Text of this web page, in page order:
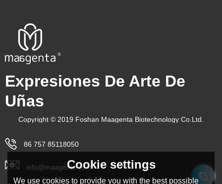
Expresiones De Arte De
Uñas
Copyright © 2019 Foshan Maagenta Biotechnology Co.Ltd.
86 757 85118050
info@maagenta.comCookie settings
We use cookies to provide you with the best possible